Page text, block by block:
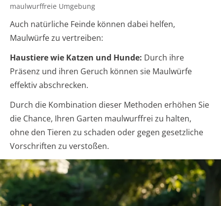
maulwurffreie Umgebung
Auch natürliche Feinde können dabei helfen,
Maulwürfe zu vertreiben:
Haustiere wie Katzen und Hunde: Durch ihre
Präsenz und ihren Geruch können sie Maulwürfe
effektiv abschrecken.
Durch die Kombination dieser Methoden erhöhen Sie
die Chance, Ihren Garten maulwurffrei zu halten,
ohne den Tieren zu schaden oder gegen gesetzliche
Vorschriften zu verstoßen.